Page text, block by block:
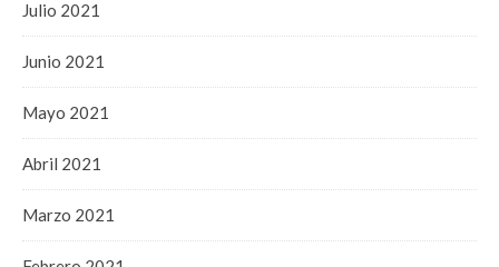
Julio 2021
Junio 2021
Mayo 2021
Abril 2021
Marzo 2021